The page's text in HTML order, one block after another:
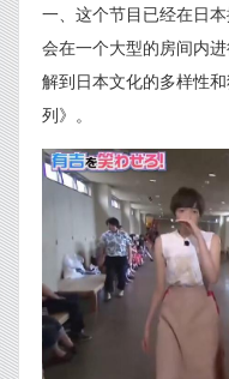
一、这个节目已经在日
会在一个大型的房间内
解到日本文化的多样性
列》。